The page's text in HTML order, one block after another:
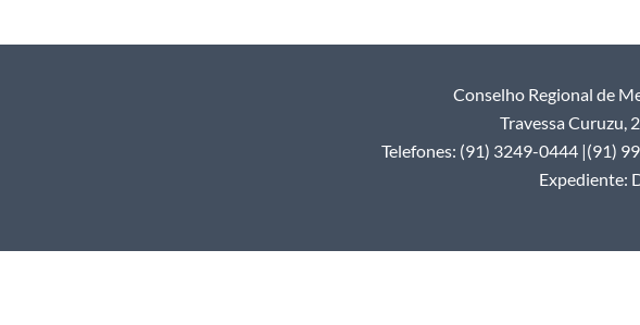
Conselho Regional de
Travessa Curuzu,
Telefones: (91) 3249-0444 |(91)
Expediente: